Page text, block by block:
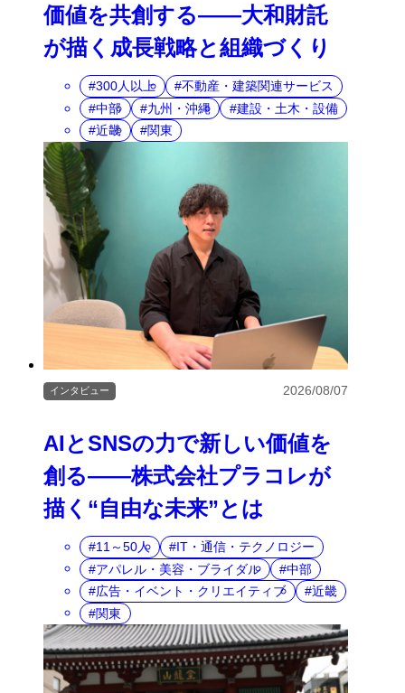
価値を共創する――大和財託
が描く成長戦略と組織づくり
300人以上
不動産・建築関連サービス
中部
九州・沖縄
建設・土木・設備
近畿
関東
AIとSNSの力で新しい価値を
創る――株式会社プラコレが
描く“自由な未来”とは
インタビュー 2026/08/07
11～50人
IT・通信・テクノロジー
アパレル・美容・ブライダル
中部
広告・イベント・クリエイティブ
近畿
関東